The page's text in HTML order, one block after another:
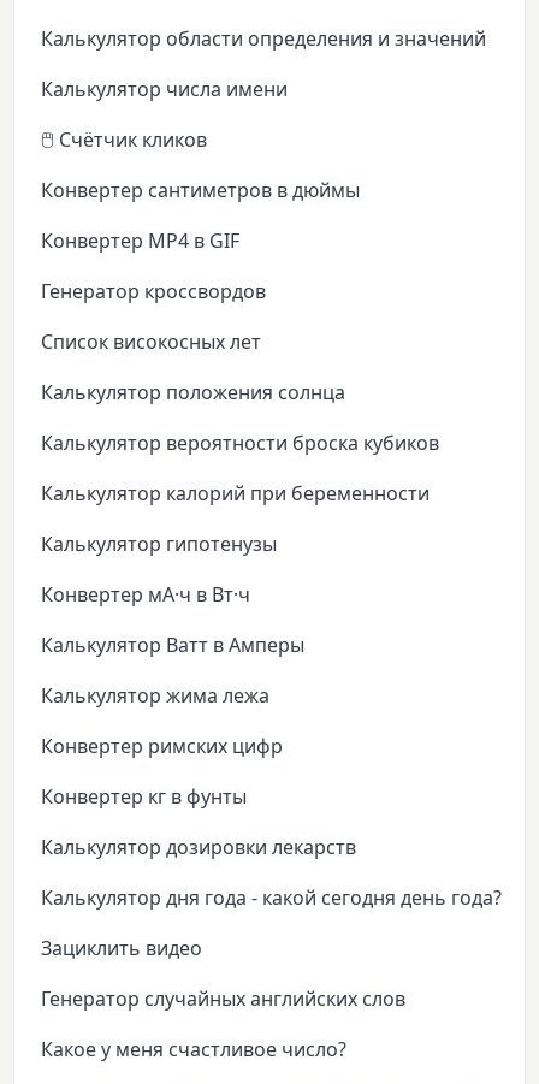
Калькулятор области определения и значений
Калькулятор числа имени
🖱️ Счётчик кликов
Конвертер сантиметров в дюймы
Конвертер MP4 в GIF
Генератор кроссвордов
Список високосных лет
Калькулятор положения солнца
Калькулятор вероятности броска кубиков
Калькулятор калорий при беременности
Калькулятор гипотенузы
Конвертер мА·ч в Вт·ч
Калькулятор Ватт в Амперы
Калькулятор жима лежа
Конвертер римских цифр
Конвертер кг в фунты
Калькулятор дозировки лекарств
Калькулятор дня года - какой сегодня день года?
Зациклить видео
Генератор случайных английских слов
Какое у меня счастливое число?